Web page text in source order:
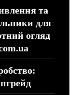
та
для
огляд